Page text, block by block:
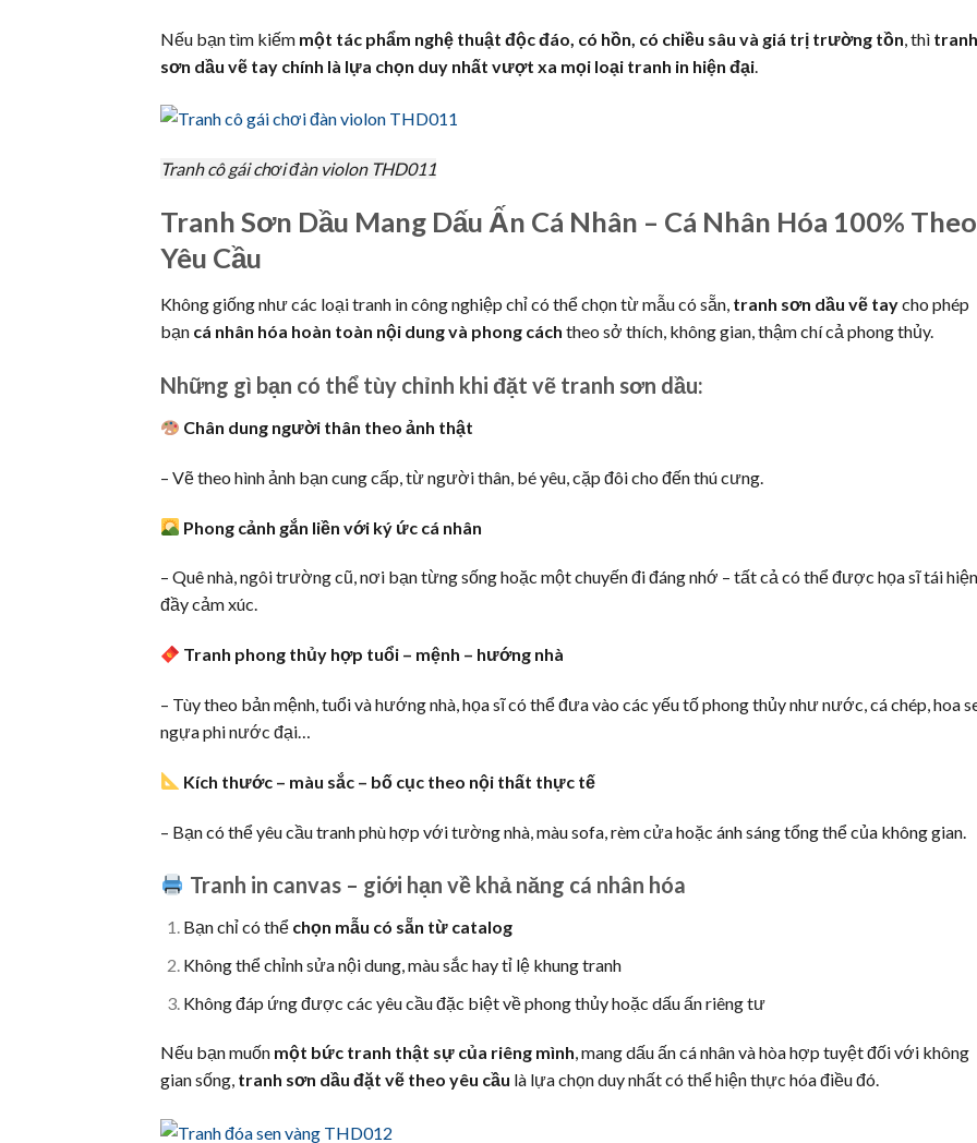
Nếu bạn tìm kiếm một tác phẩm nghệ thuật độc đáo, có hồn, có chiều sâu và giá trị trường tồn , thì tranh
sơn dầu vẽ tay chính là lựa chọn duy nhất vượt xa mọi loại tranh in hiện đại
Tranh cô gái chơi đàn violon THD011
Tranh Sơn Dầu Mang Dấu Ấn Cá Nhân – Cá Nhân Hóa 100% Theo
Yêu Cầu
Không giống như các loại tranh in công nghiệp chỉ có thể chọn từ mẫu có sẵn, tranh sơn dầu vẽ taycho phép
bạn cá nhân hóa hoàn toàn nội dung và phong cách theo sở thích, không gian, thậm chí cả phong thủy.
Những gì bạn có thể tùy chỉnh khi đặt vẽ tranh sơn dầu:
Chân dung người thân theo ảnh thật
– Vẽ theo hình ảnh bạn cung cấp, từ người thân, bé yêu, cặp đôi cho đến thú cưng.
Phong cảnh gắn liền với ký ức cá nhân
– Quê nhà, ngôi trường cũ, nơi bạn từng sống hoặc một chuyến đi đáng nhớ – tất cả có thể được họa sĩ tái hiện
đầy cảm xúc.
Tranh phong thủy hợp tuổi – mệnh – hướng nhà
– Tùy theo bản mệnh, tuổi và hướng nhà, họa sĩ có thể đưa vào các yếu tố phong thủy như nước, cá chép, hoa
ngựa phi nước đại…
Kích thước – màu sắc – bố cục theo nội thất thực tế
– Bạn có thể yêu cầu tranh phù hợp với tường nhà, màu sofa, rèm cửa hoặc ánh sáng tổng thể của không gian.
Tranh in canvas – giới hạn về khả năng cá nhân hóa
Bạn chỉ có thể chọn mẫu có sẵn từ catalog
Không thể chỉnh sửa nội dung, màu sắc hay tỉ lệ khung tranh
Không đáp ứng được các yêu cầu đặc biệt về phong thủy hoặc dấu ấn riêng tư
Nếu bạn muốn một bức tranh thật sự của riêng mình, mang dấu ấn cá nhân và hòa hợp tuyệt đối với không
gian sống, tranh sơn dầu đặt vẽ theo yêu cầu là lựa chọn duy nhất có thể hiện thực hóa điều đó.